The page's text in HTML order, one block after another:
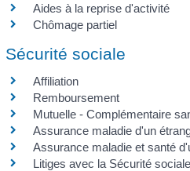
Aides à la reprise d'activité
Chômage partiel
Sécurité sociale
Affiliation
Remboursement
Mutuelle - Complémentaire
Assurance maladie d'un
Assurance maladie et santé
Litiges avec la Sécurité sociale